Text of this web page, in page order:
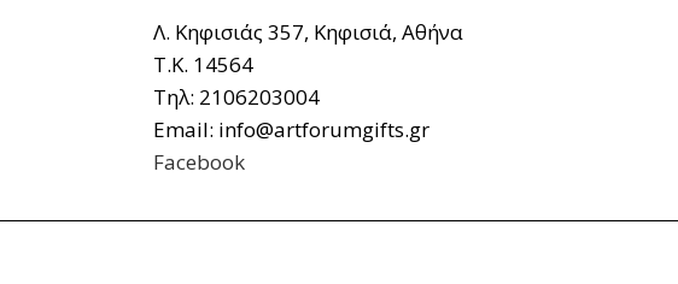
Λ. Κηφισιάς 357, Κηφισιά, Αθήνα
Τ.Κ. 14564
Τηλ: 2106203004
Email: info@artforumgifts.gr
Facebook